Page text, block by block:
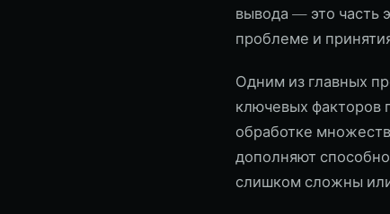
вывода — это часть
проблеме и
Одним из главных
ключевых факторов
обработке
дополняют
слишком сложны